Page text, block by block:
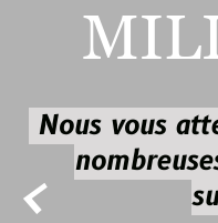

Nous vous